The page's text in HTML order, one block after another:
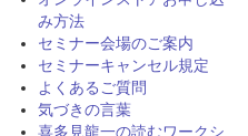
み方法
セミナー会場のご案内
セミナーキャンセル規定
よくあるご質問
気づきの言葉
喜多見龍一の読むワークシ